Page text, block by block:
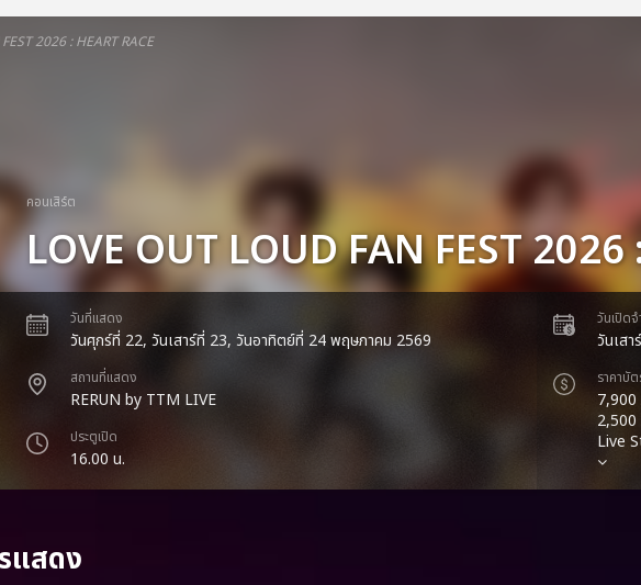
2026 : HEART RACE
คอนเสิร์ต
LOVE OUT LOUD FAN FEST 2026
วันที่แสดง
วันศุกร์ที่ 22, วันเสาร์ที่ 23, วันอาทิตย์ที่ 24 พฤษภาคม 2569
สถานที่แสดง
RERUN by TTM LIVE
ประตูเปิด
16.00 น.
วันเปิด
วันเส
ราคาบั
Live
แสดง